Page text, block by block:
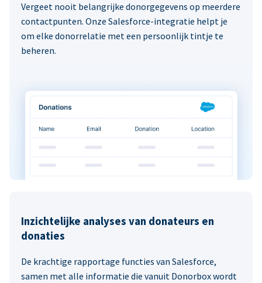
Vergeet nooit belangrijke donorgegevens op meerdere
contactpunten. Onze Salesforce-integratie helpt je
om elke donorrelatie met een persoonlijk tintje te
beheren.
Inzichtelijke analyses van donateurs en
donaties
De krachtige rapportage functies van Salesforce,
samen met alle informatie die vanuit Donorbox wordt